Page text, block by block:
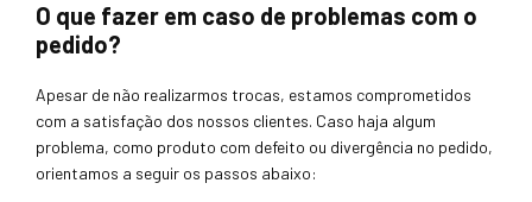
O que fazer em caso de problemas com o
pedido?
Apesar de não realizarmos trocas, estamos comprometidos
com a satisfação dos nossos clientes. Caso haja algum
problema, como produto com defeito ou divergência no pedido,
orientamos a seguir os passos abaixo: